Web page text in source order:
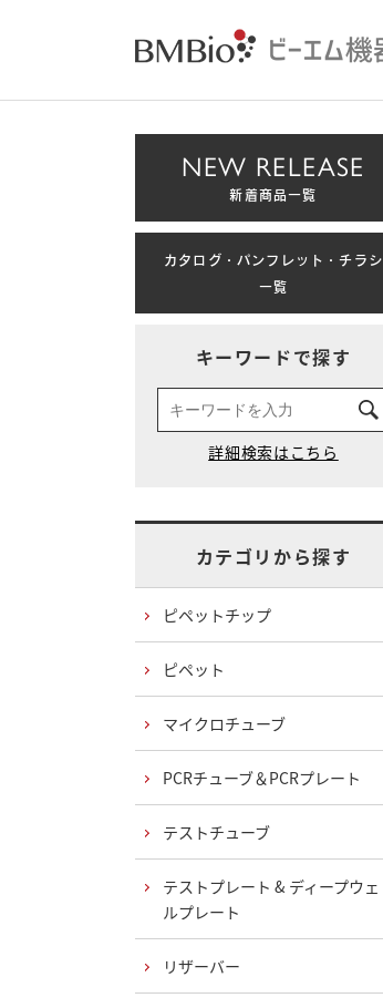
NEW RELEASE
新着商品一覧
カタログ・パンフレット・チラシ
一覧
キーワードで探す
カテゴリから探す
ピペットチップ
ピペット
マイクロチューブ
PCRチューブ＆PCRプレート
テストチューブ
テストプレート & ディープウェ
ルプレート
リザーバー